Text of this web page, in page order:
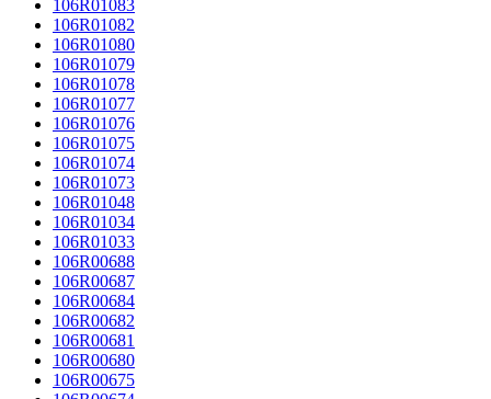
106R01083
106R01082
106R01080
106R01079
106R01078
106R01077
106R01076
106R01075
106R01074
106R01073
106R01048
106R01034
106R01033
106R00688
106R00687
106R00684
106R00682
106R00681
106R00680
106R00675